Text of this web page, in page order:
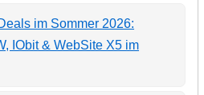
im Sommer 2026:
IObit & WebSite X5 im